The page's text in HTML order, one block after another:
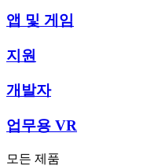
앱 및 게임
지원
개발자
업무용 VR
모든 제품